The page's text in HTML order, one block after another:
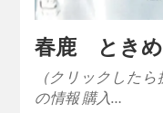
春鹿 とき
（クリックした
の情報 購入…